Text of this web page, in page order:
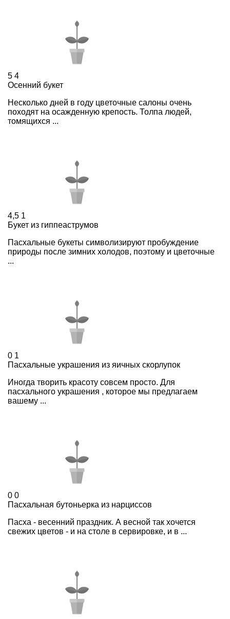
5 4
Осенний букет
Несколько дней в году цветочные салоны очень
походят на осажденную крепость. Толпа людей,
томящихся ...
4,5 1
Букет из гиппеаструмов
Пасхальные букеты символизируют пробуждение
природы после зимних холодов, поэтому и цветочные
...
0 1
Пасхальные украшения из яичных скорлупок
Иногда творить красоту совсем просто. Для
пасхального украшения , которое мы предлагаем
вашему ...
0 0
Пасхальная бутоньерка из нарциссов
Пасха - весенний праздник. А весной так хочется
свежих цветов - и на столе в сервировке, и в ...